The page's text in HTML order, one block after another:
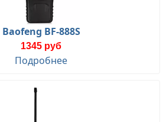
Baofeng BF-888S
1345 руб
Подробнее